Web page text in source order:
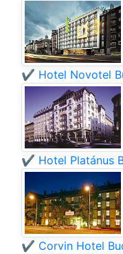
✔️ Hotel Novotel
✔️ Hotel Platánus
✔️ Corvin Hotel